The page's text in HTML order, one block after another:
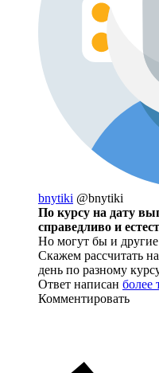
bnytiki @bnytiki
По курсу на дату
справедливо и
Но могут бы и
Скажем рассчитать
день по разному
Ответ написан более
Комментировать